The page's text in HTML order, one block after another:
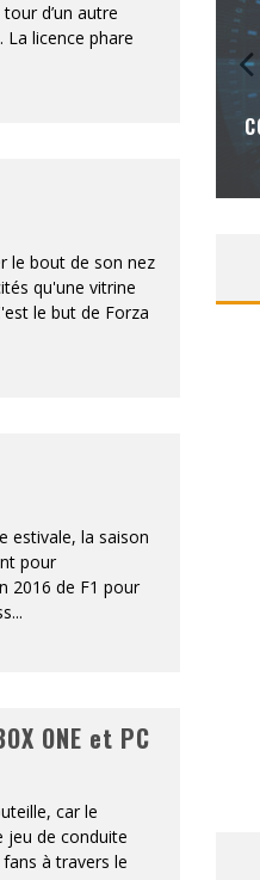
d’un autre
La licence phare
le bout de son nez
qu'une vitrine
le but de Forza
estivale, la saison
pour
2016 de F1 pour
...
ONE et PC
car le
jeu de conduite
à travers le
DE L’AVENT – UNE